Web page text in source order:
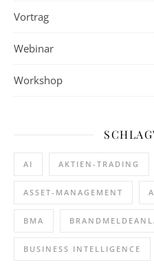
Vortrag
Webinar
Workshop
AI AKTIEN-TRADING
ASSET-MANAGEMENT
BMA
BUSINESS INTELLIGENCE